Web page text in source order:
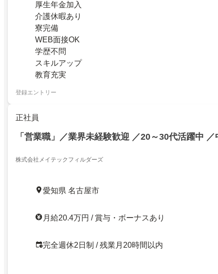
厚生年金加入
介護休暇あり
寮完備
WEB面接OK
学歴不問
スキルアップ
教育充実
登録エントリー
正社員
「営業職」／業界未経験歓迎 ／20～30代活躍中
株式会社メイテックフィルダーズ
愛知県 名古屋市
月給20.4万円 / 賞与・ボーナスあり
完全週休2日制 / 残業月20時間以内